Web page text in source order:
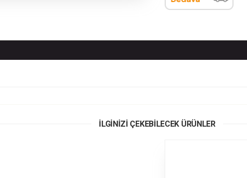
İLGİNİZİ ÇEKEBİLECEK ÜRÜNLER